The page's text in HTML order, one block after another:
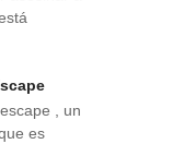
, un
es